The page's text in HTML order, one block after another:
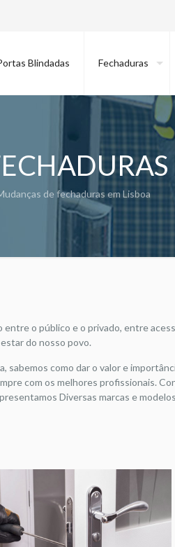
Blindadas Fechaduras
de fechaduras em Lisboa
o público e o privado, entre
do nosso povo.
sabemos como dar o valor e
com os melhores profissionais.
Diversas marcas e